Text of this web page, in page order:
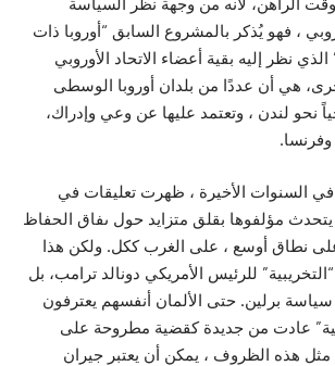
، فهو يُذكر بالمشروع السابق “أوروبا ذات
نظر إليه بقية أعضاء الاتحاد الأوروبي
هي أن عددًا من بلدان أوروبا الوسطى
نحو لندن ، وتعتمد عليها عن وعي وإدراك،
وفرنسا.
السنوات الأخيرة ، ظهرت تعليقات في
يتحدث مؤلفوها بقلق متزايد حول ىفاق الحفاظ
نطاق أوسع ، على الغرب ككل. ولكن هذا
للرئيس الأمريكي دونالد ترامب، بل
سياسة برلين. حتى الألمان أنفسهم يعترفون
عادت من جديدة كقضية مطروحة على
مثل هذه الظروف ، يمكن أن يعتبر جيران